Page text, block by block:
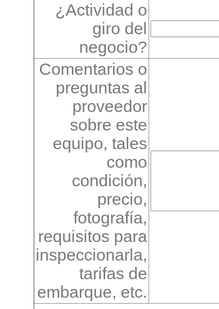
¿Actividad o
giro del
negocio?
Comentarios o
preguntas al
proveedor
sobre este
equipo, tales
como
condición,
precio,
fotografía,
requisitos para
inspeccionarla,
tarifas de
embarque, etc.